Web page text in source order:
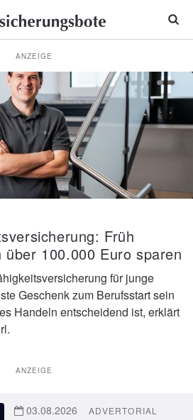
ANZEIGE
Früh
über 100.000 Euro sparen
für junge
Geschenk zum Berufsstart sein
Handeln entscheidend ist, erklärt
ANZEIGE
03.08.2026 ADVERTORIAL